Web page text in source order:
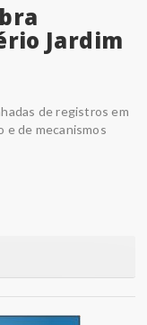
Jardim
de registros em
e de mecanismos